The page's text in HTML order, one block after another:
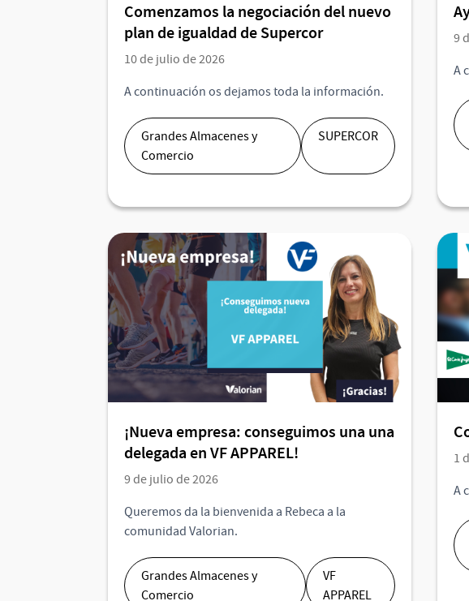
Comenzamos la negociación del nuevo
plan de igualdad de Supercor
10 de julio de 2026
A continuación os dejamos toda la información.
Grandes Almacenes y
Comercio
SUPERCOR
9
A
¡Nueva empresa: conseguimos una una
delegada en VF APPAREL!
9 de julio de 2026
Queremos da la bienvenida a Rebeca a la
comunidad Valorian.
Grandes Almacenes y
Comercio
VF
APPAREL
1
A